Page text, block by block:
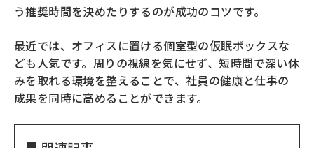
う推奨時間を決めたりするのが成功のコツです。
最近では、オフィスに置ける個室型の仮眠ボックスな
ども人気です。周りの視線を気にせず、短時間で深い休
みを取れる環境を整えることで、社員の健康と仕事の
成果を同時に高めることができます。